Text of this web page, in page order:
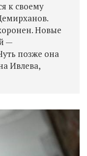
к своему
Новые
—
позже она
Ивлева,